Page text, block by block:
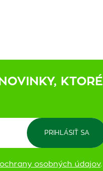
KTORÉ
osobných údajov.